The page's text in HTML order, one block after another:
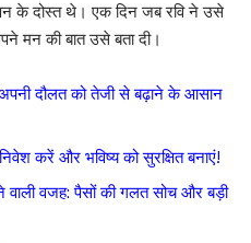
के दोस्त थे। एक दिन जब रवि ने उसे
मन की बात उसे बता दी।
दौलत को तेजी से बढ़ाने के आसान
करें और भविष्य को सुरक्षित बनाएं!
वाली वजह: पैसों की गलत सोच और बड़ी